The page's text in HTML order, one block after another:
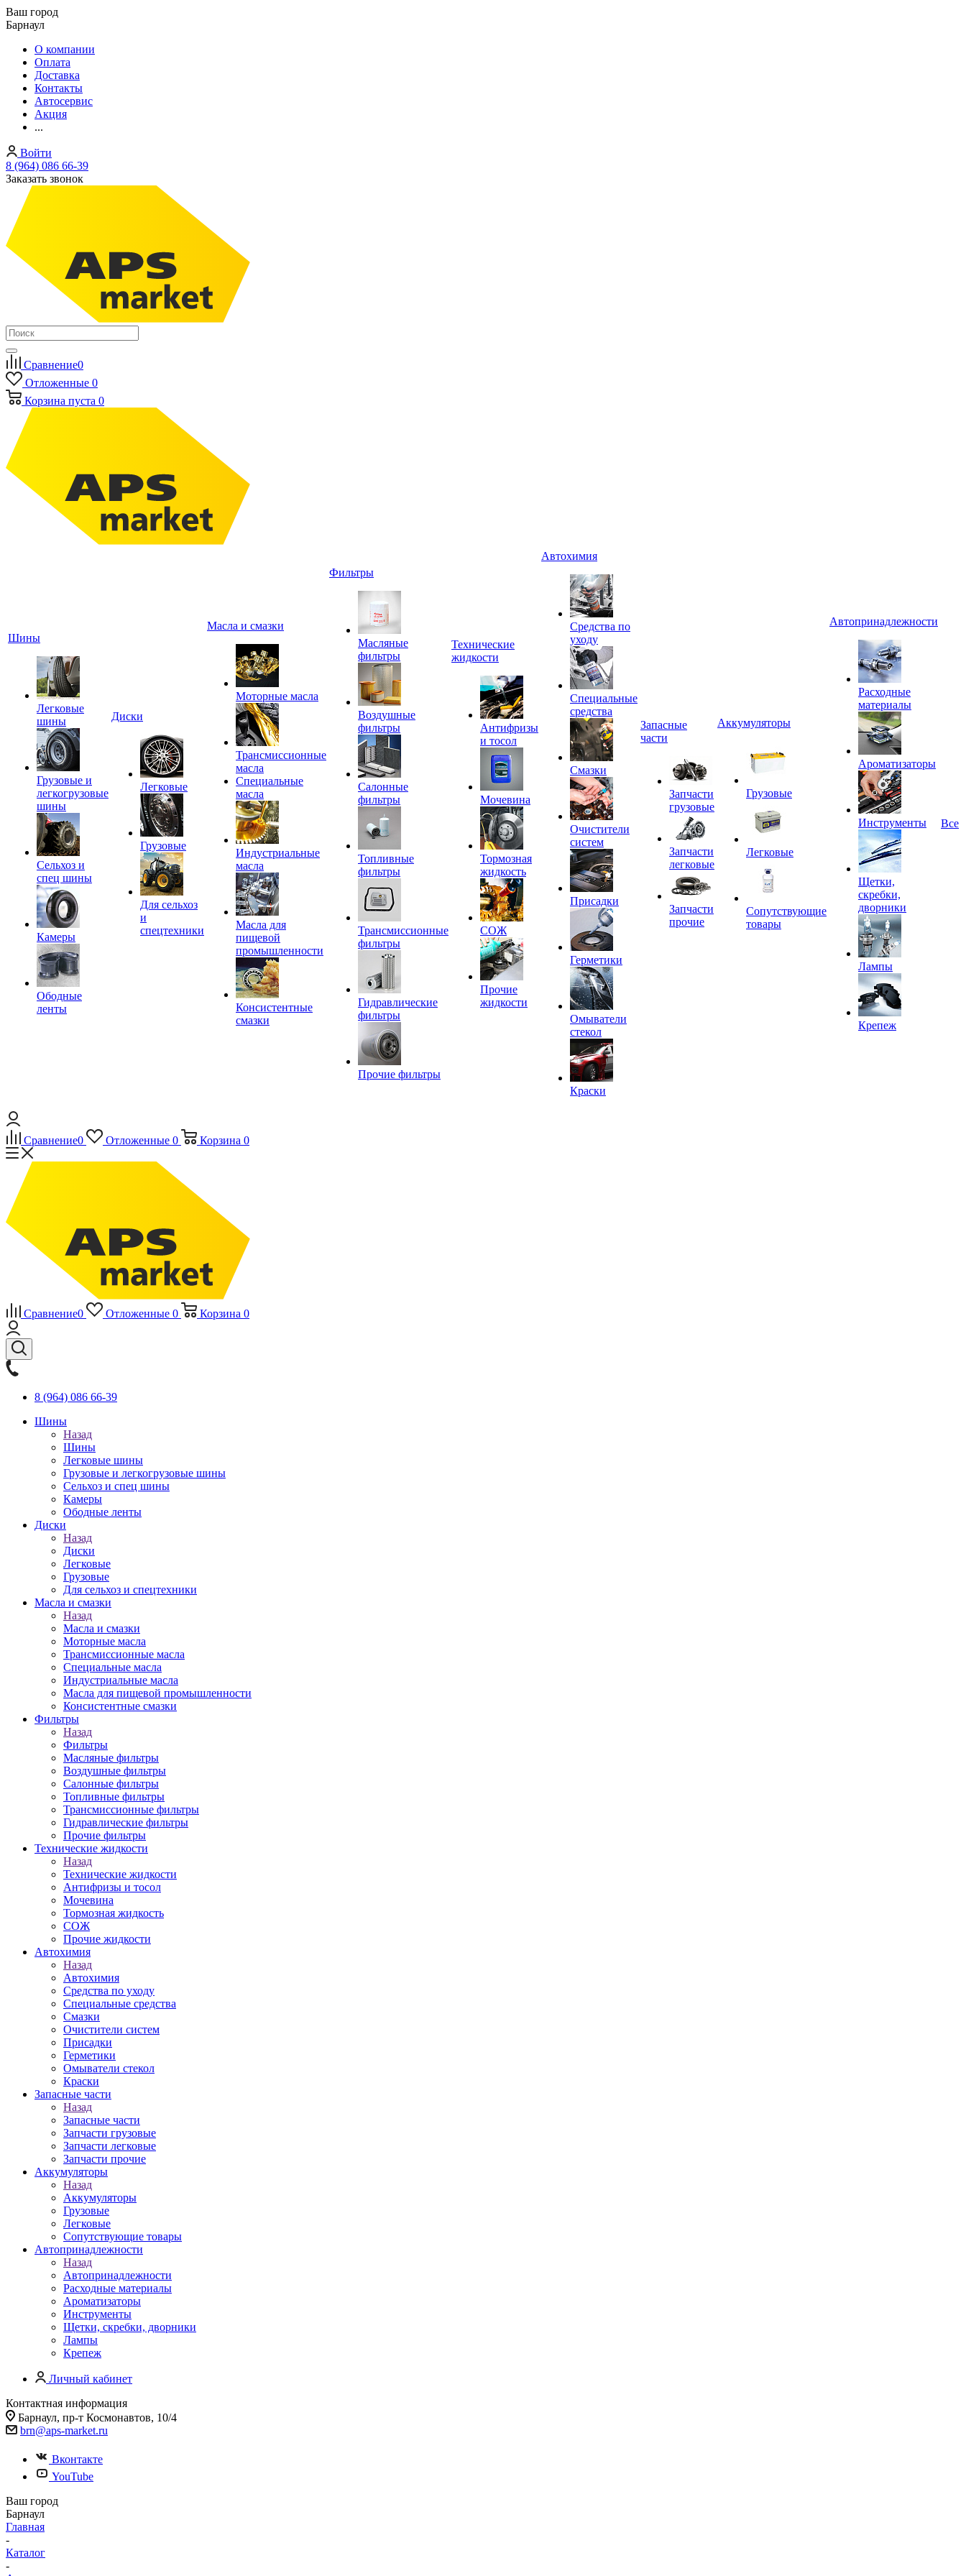
Ваш город
Барнаул
О компании
Оплата
Доставка
Контакты
Автосервис
Акция
...
Войти
8 (964) 086 66-39
Заказать звонок
Сравнение0
Отложенные 0
Корзина пуста 0
Шины
Легковые
шины
Грузовые и
легкогрузовые
шины
Сельхоз и
спец шины
Камеры
Ободные
ленты
Диски
Легковые
Грузовые
Для сельхоз
и
спецтехники
Масла и смазки
Моторные масла
Трансмиссионные
масла
Специальные
масла
Индустриальные
масла
Масла для
пищевой
промышленности
Консистентные
смазки
Фильтры
Масляные
фильтры
Воздушные
фильтры
Салонные
фильтры
Топливные
фильтры
Трансмиссионные
фильтры
Гидравлические
фильтры
Прочие фильтры
Технические
жидкости
Антифризы
и тосол
Мочевина
Тормозная
жидкость
СОЖ
Прочие
жидкости
Автохимия
Средства по
уходу
Специальные
средства
Смазки
Очистители
систем
Присадки
Герметики
Омыватели
стекол
Краски
Запасные
части
Запчасти
грузовые
Запчасти
легковые
Запчасти
прочие
Аккумуляторы
Грузовые
Легковые
Сопутствующие
товары
Автопринадлежности
Расходные
материалы
Ароматизаторы
Инструменты
Щетки,
скребки,
дворники
Лампы
Крепеж
Все
Сравнение0 Отложенные 0 Корзина 0
Сравнение0 Отложенные 0 Корзина 0
8 (964) 086 66-39
Шины
Назад
Шины
Легковые шины
Грузовые и легкогрузовые шины
Сельхоз и спец шины
Камеры
Ободные ленты
Диски
Назад
Диски
Легковые
Грузовые
Для сельхоз и спецтехники
Масла и смазки
Назад
Масла и смазки
Моторные масла
Трансмиссионные масла
Специальные масла
Индустриальные масла
Масла для пищевой промышленности
Консистентные смазки
Фильтры
Назад
Фильтры
Масляные фильтры
Воздушные фильтры
Салонные фильтры
Топливные фильтры
Трансмиссионные фильтры
Гидравлические фильтры
Прочие фильтры
Технические жидкости
Назад
Технические жидкости
Антифризы и тосол
Мочевина
Тормозная жидкость
СОЖ
Прочие жидкости
Автохимия
Назад
Автохимия
Средства по уходу
Специальные средства
Смазки
Очистители систем
Присадки
Герметики
Омыватели стекол
Краски
Запасные части
Назад
Запасные части
Запчасти грузовые
Запчасти легковые
Запчасти прочие
Аккумуляторы
Назад
Аккумуляторы
Грузовые
Легковые
Сопутствующие товары
Автопринадлежности
Назад
Автопринадлежности
Расходные материалы
Ароматизаторы
Инструменты
Щетки, скребки, дворники
Лампы
Крепеж
Личный кабинет
Контактная информация
Барнаул, пр-т Космонавтов, 10/4
brn@aps-market.ru
Вконтакте
YouTube
Ваш город
Барнаул
Главная
-
Каталог
-